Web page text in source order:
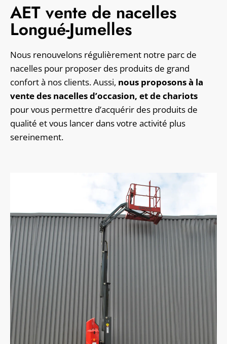
AET vente de nacelles
Longué-Jumelles
Nous renouvelons régulièrement notre parc de
nacelles pour proposer des produits de grand
confort à nos clients. Aussi, nous proposons à la
vente des nacelles d’occasion, et de chariots
pour vous permettre d’acquérir des produits de
qualité et vous lancer dans votre activité plus
sereinement.